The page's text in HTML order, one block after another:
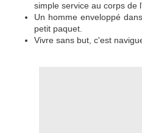
simple service au corps de
Un homme enveloppé
petit paquet.
Vivre sans but, c'est